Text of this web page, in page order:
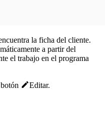
la ficha del cliente.
a partir del
el trabajo en el programa
Editar.